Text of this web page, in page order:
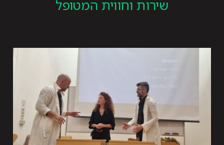
שירות וחווית המטופל